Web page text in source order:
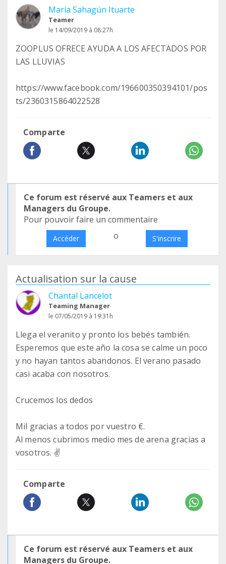
María Sahagún Ituarte
Teamer
le 14/09/2019 à 08:27h
ZOOPLUS OFRECE AYUDA A LOS AFECTADOS POR
LAS LLUVIAS
https://www.facebook.com/196600350394101/pos
ts/2360315864022528
Comparte
Ce forum est réservé aux Teamers et aux
Managers du Groupe.
Pour pouvoir faire un commentaire
Accéder o S'inscrire
Actualisation sur la cause
Chantal Lancelot
Teaming Manager
le 07/05/2019 à 19:31h
Llega el veranito y pronto los bebés también.
Esperemos que este año la cosa se calme un poco
y no hayan tantos abandonos. El verano pasado
casi acaba con nosotros.
Crucemos los dedos
Mil gracias a todos por vuestro €.
Al menos cubrimos medio mes de arena gracias a
vosotros. ✌
Comparte
Ce forum est réservé aux Teamers et aux
Managers du Groupe.